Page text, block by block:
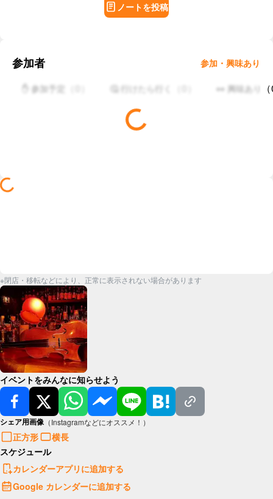
ノートを投稿
参加者 参加・興味あり
✋ 参加予定 🤔 行けたら行く 👀 興味あり （
※閉店・移転などにより、正常に表示されない場合があります
イベントをみんなに知らせよう
シェア用画像 （Instagramなどにオススメ！）
正方形
横長
スケジュール
カレンダーアプリに追加する
Google カレンダーに追加する